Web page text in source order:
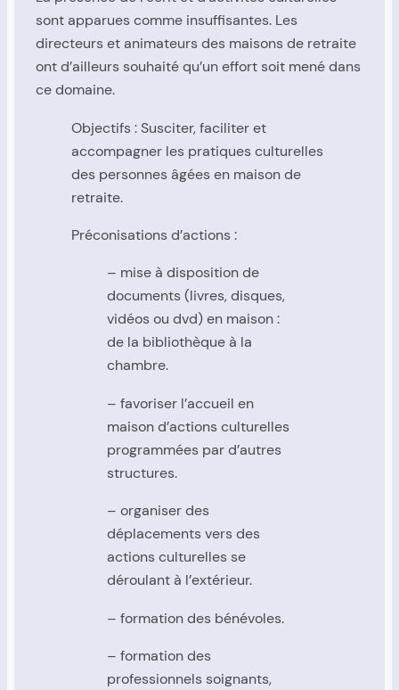
sont apparues comme insuffisantes. Les
directeurs et animateurs des maisons de retraite
ont d’ailleurs souhaité qu’un effort soit mené dans
ce domaine.
Objectifs : Susciter, faciliter et
accompagner les pratiques culturelles
des personnes âgées en maison de
retraite.
Préconisations d’actions :
– mise à disposition de
documents (livres, disques,
vidéos ou dvd) en maison :
de la bibliothèque à la
chambre.
– favoriser l’accueil en
maison d’actions culturelles
programmées par d’autres
structures.
– organiser des
déplacements vers des
actions culturelles se
déroulant à l’extérieur.
– formation des bénévoles.
– formation des
professionnels soignants,